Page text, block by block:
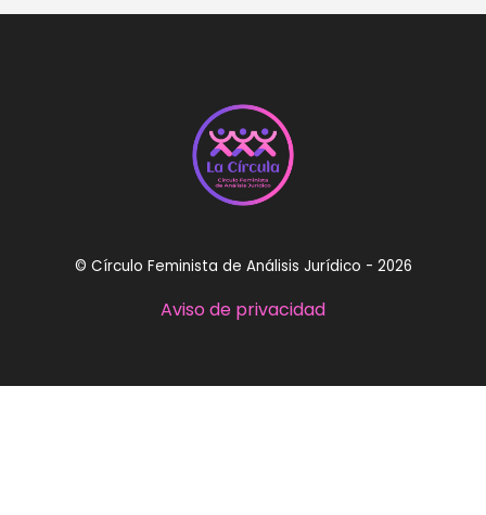
© Círculo Feminista de Análisis Jurídico - 2026
Aviso de privacidad